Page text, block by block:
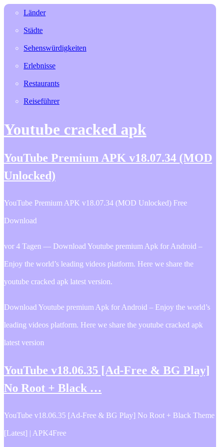
Länder
Städte
Sehenswürdigkeiten
Erlebnisse
Restaurants
Reiseführer
Youtube cracked apk
YouTube Premium APK v18.07.34 (MOD
Unlocked)
YouTube Premium APK v18.07.34 (MOD Unlocked) Free
Download
vor 4 Tagen — Download Youtube premium Apk for Android –
Enjoy the world’s leading videos platform. Here we share the
youtube cracked apk latest version.
Download Youtube premium Apk for Android – Enjoy the world’s
leading videos platform. Here we share the youtube cracked apk
latest version
YouTube v18.06.35 [Ad-Free & BG Play]
No Root + Black …
YouTube v18.06.35 [Ad-Free & BG Play] No Root + Black Theme
[Latest] | APK4Free